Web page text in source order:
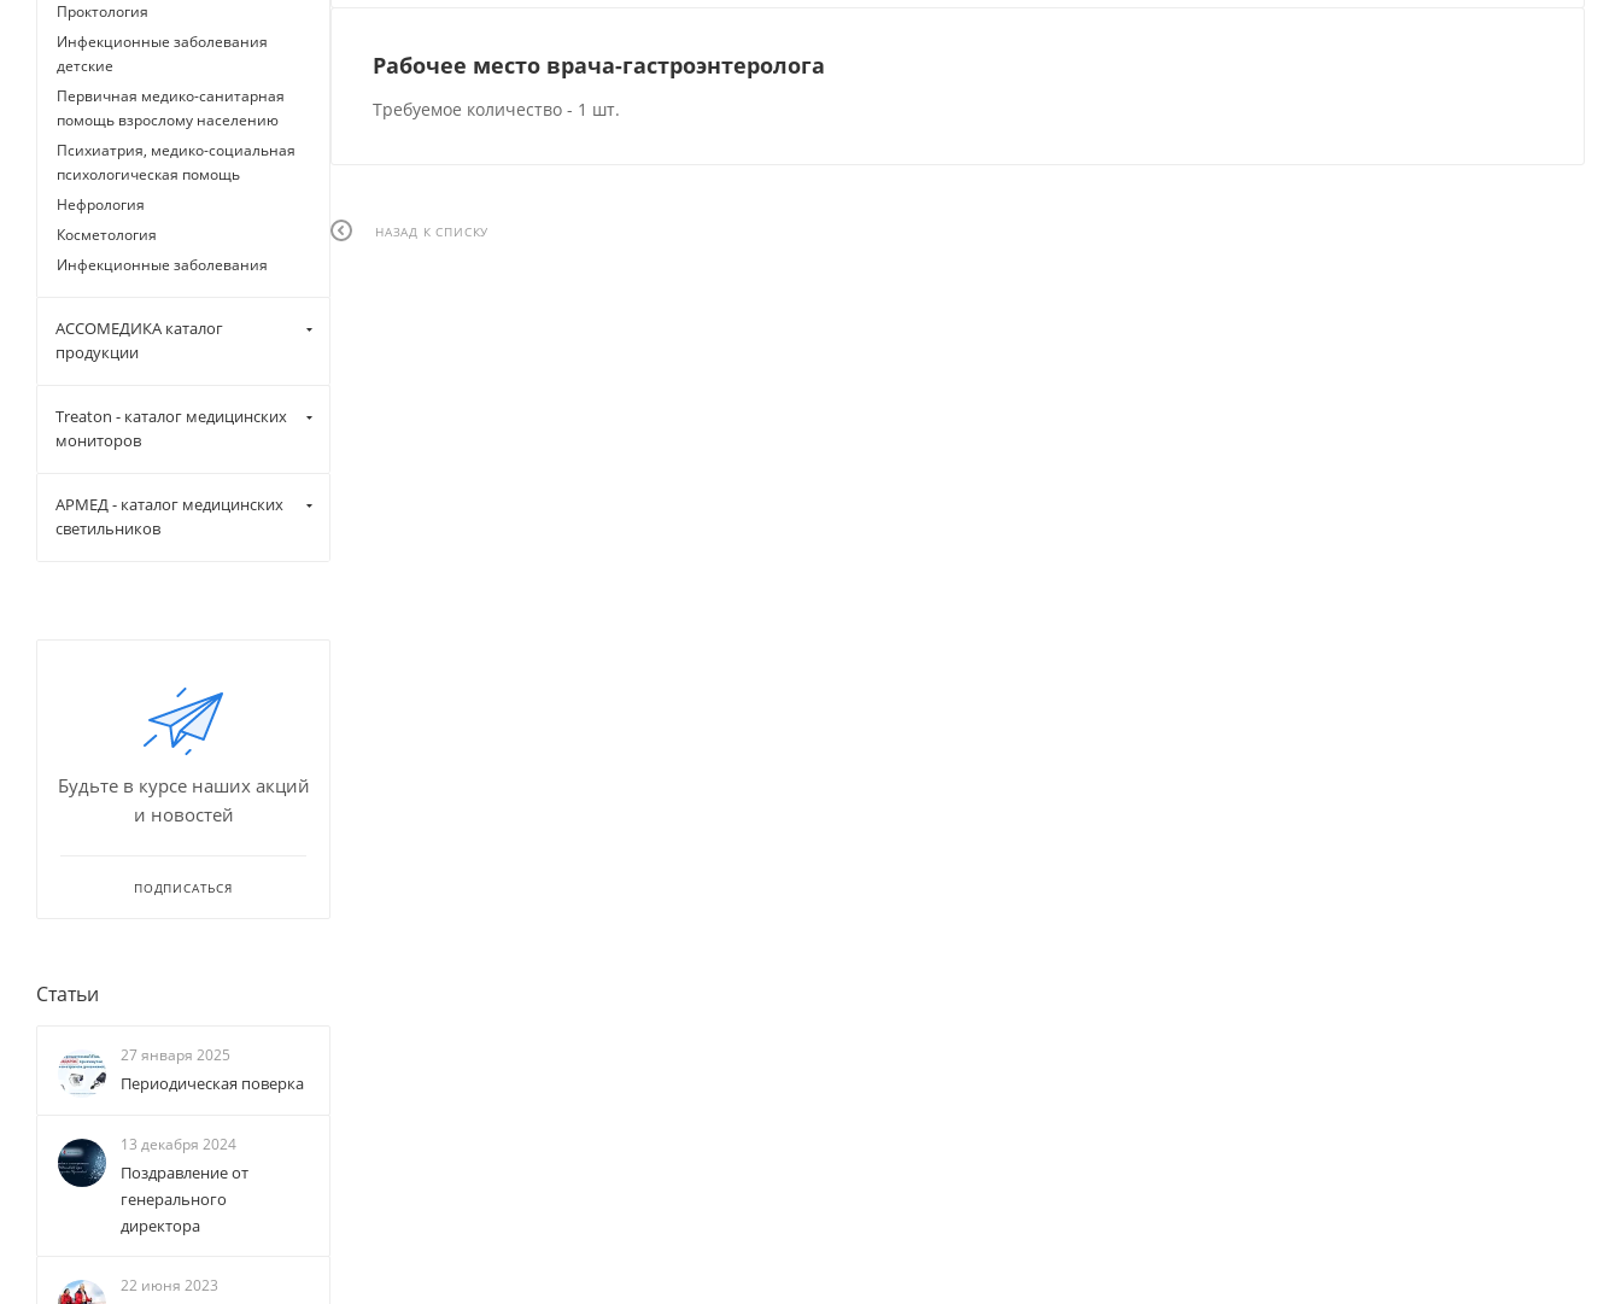
Рабочее место врача-гастроэнтеролога
Требуемое количество - 1 шт.
НАЗАД К СПИСКУ
Проктология
Инфекционные заболевания
детские
Первичная медико-санитарная
помощь взрослому населению
Психиатрия, медико-социальная
психологическая помощь
Нефрология
Косметология
Инфекционные заболевания
АССОМЕДИКА каталог
продукции
Treaton - каталог медицинских
мониторов
АРМЕД - каталог медицинских
светильников
Будьте в курсе наших акций
и новостей
ПОДПИСАТЬСЯ
Статьи
27 января 2025
Периодическая поверка
13 декабря 2024
Поздравление от
генерального
директора
22 июня 2023